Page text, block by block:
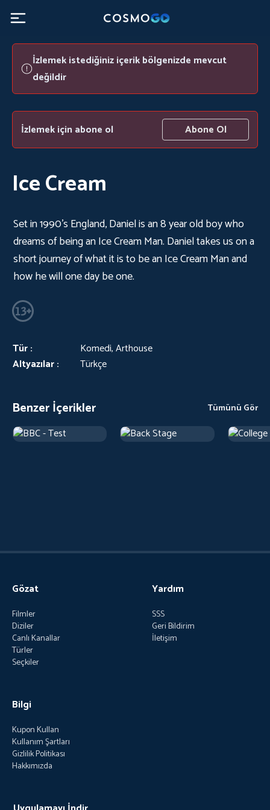
İzlemek istediğiniz içerik bölgenizde mevcut
değildir
İzlemek için abone ol Abone Ol
Ice Cream
Set in 1990's England, Daniel is an 8 year old boy who
dreams of being an Ice Cream Man. Daniel takes us on a
short journey of what it is to be an Ice Cream Man and
how he will one day be one.
Tür :
Komedi, Arthouse
Altyazılar :
Türkçe
Benzer İçerikler Tümünü Gör
Gözat
Filmler
Diziler
Canlı Kanallar
Türler
Seçkiler
Yardım
SSS
Geri Bildirim
İletişim
Bilgi
Kupon Kullan
Kullanım Şartları
Gizlilik Politikası
Hakkımızda